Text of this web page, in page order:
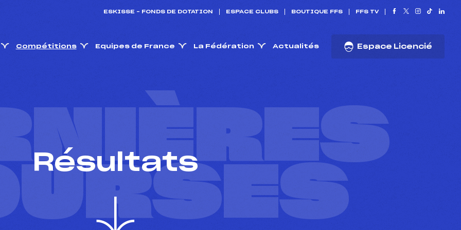
ESKISSE – FONDS DE DOTATION ESPACE CLUBS BOUTIQUE FFS FFS TV
Compétitions Equipes de France La Fédération Actualités Espace Licencié
Résultats